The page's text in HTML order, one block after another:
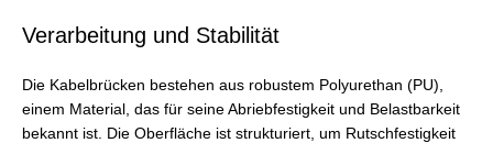
Verarbeitung und Stabilität
Die Kabelbrücken bestehen aus robustem Polyurethan (PU),
einem Material, das für seine Abriebfestigkeit und Belastbarkeit
bekannt ist. Die Oberfläche ist strukturiert, um Rutschfestigkeit